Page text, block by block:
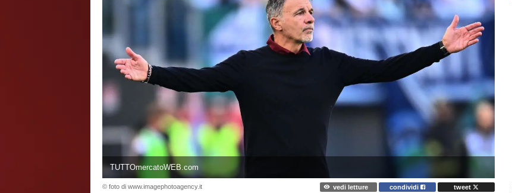
TUTTOmercatoWEB.com
© foto di www.imagephotoagency.it vedi letture condividi tweet